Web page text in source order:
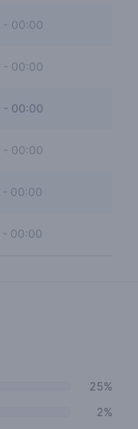
00:00
- 00:00
- 00:00
- 00:00
00:00
- 00:00
25%
2%